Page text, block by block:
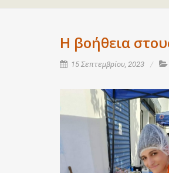
Η βοήθεια
15 Σεπτεμβρίου, 2023